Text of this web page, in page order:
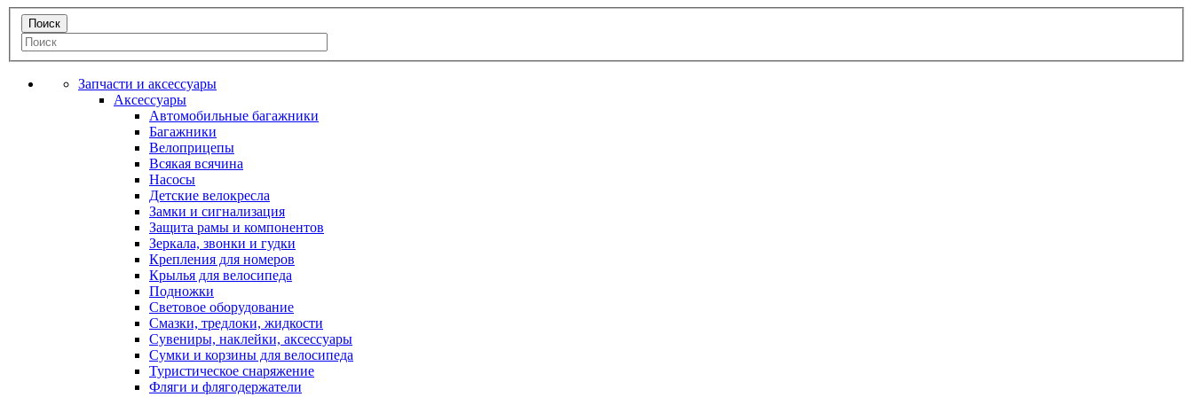
Запчасти и аксессуары
Аксессуары
Автомобильные багажники
Багажники
Велоприцепы
Всякая всячина
Насосы
Детские велокресла
Замки и сигнализация
Защита рамы и компонентов
Зеркала, звонки и гудки
Крепления для номеров
Крылья для велосипеда
Подножки
Световое оборудование
Смазки, тредлоки, жидкости
Сувениры, наклейки, аксессуары
Сумки и корзины для велосипеда
Туристическое снаряжение
Фляги и флягодержатели